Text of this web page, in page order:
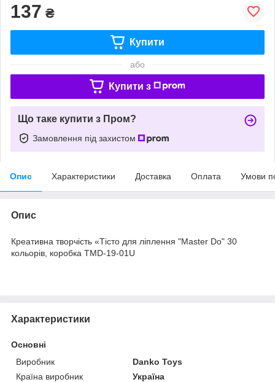
137 ₴
Купити
або
Купити з
Що таке купити з Пром?
Замовлення під захистом
Опис Характеристики Доставка Оплата Умови
Опис
Креативна творчість «Тісто для ліплення "Master Do" 30
кольорів, коробка TMD-19-01U
Характеристики
Основні
Виробник
Danko Toys
Країна виробник
Україна